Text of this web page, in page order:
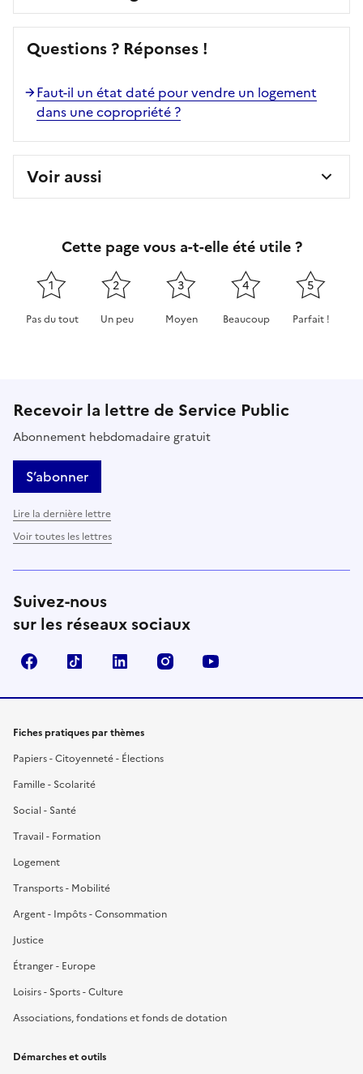
Questions ? Réponses !
Faut-il un état daté pour vendre un logement
dans une copropriété ?
Voir aussi
Cette page vous a-t-elle été utile ?
1
Pas du tout
2
Un peu
3
Moyen
4
Beaucoup
5
Parfait !
Recevoir la lettre de Service Public
Abonnement hebdomadaire gratuit
S’abonner
Lire la dernière lettre
Voir toutes les lettres
Suivez-nous
sur les réseaux sociaux
FacebookTikTok LinkedIn Instagram
Fiches pratiques par thèmes
Papiers - Citoyenneté - Élections
Famille - Scolarité
Social - Santé
Travail - Formation
Logement
Transports - Mobilité
Argent - Impôts - Consommation
Justice
Étranger - Europe
Loisirs - Sports - Culture
Associations, fondations et fonds de dotation
Démarches et outils